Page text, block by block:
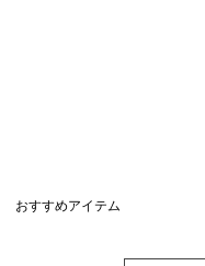
おすすめアイテム